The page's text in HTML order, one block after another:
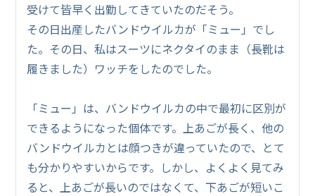
受けて皆早く出勤してきていたのだそう。
その日出産したバンドウイルカが「ミュー」でし
た。その日、私はスーツにネクタイのまま（長靴は
履きました）ワッチをしたのでした。
「ミュー」は、バンドウイルカの中で最初に区別が
できるようになった個体です。上あごが長く、他の
バンドウイルカとは顔つきが違っていたので、とて
も分かりやすいからです。しかし、よくよく見てみ
ると、上あごが長いのではなくて、下あごが短いこ